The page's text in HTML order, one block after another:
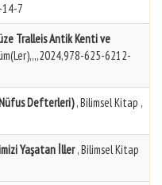
14-7
Tralleis Antik Kenti ve
625-6212-
Defterleri), Bilimsel Kitap ,
Yaşatan İller, Bilimsel Kitap